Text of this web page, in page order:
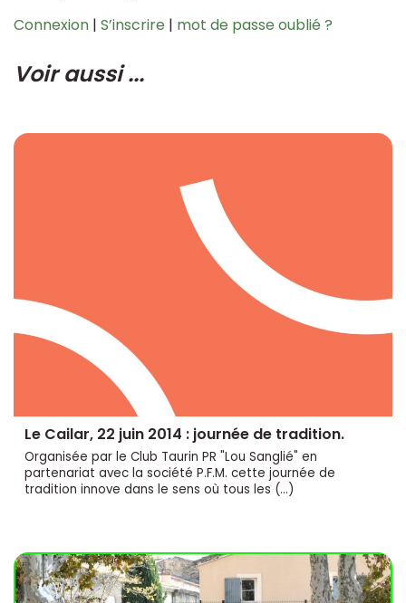
Connexion | S’inscrire | mot de passe oublié ?
Voir aussi ...
Le Cailar, 22 juin 2014 : journée de tradition.
Organisée par le Club Taurin PR "Lou Sanglié" en
partenariat avec la société P.F.M. cette journée de
tradition innove dans le sens où tous les (…)